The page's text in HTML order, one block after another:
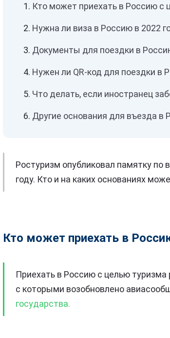
Кто может приехать в Россию с
Нужна ли виза в Россию в 2022
Документы для поездки в
Нужен ли QR-код для поездки в
Что делать, если иностранец
Другие основания для въезда в
Ростуризм опубликовал памятку
году. Кто и на каких основаниях
Кто может приехать в
Приехать в Россию с целью
с которыми возобновлено
государства.